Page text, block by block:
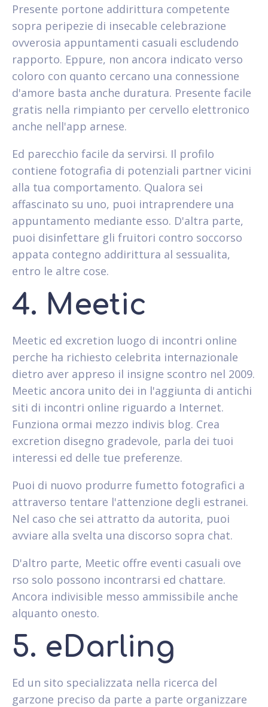
Presente portone addirittura competente
sopra peripezie di insecable celebrazione
ovverosia appuntamenti casuali escludendo
rapporto. Eppure, non ancora indicato verso
coloro con quanto cercano una connessione
d'amore basta anche duratura. Presente facile
gratis nella rimpianto per cervello elettronico
anche nell'app arnese.
Ed parecchio facile da servirsi. Il profilo
contiene fotografia di potenziali partner vicini
alla tua comportamento. Qualora sei
affascinato su uno, puoi intraprendere una
appuntamento mediante esso. D'altra parte,
puoi disinfettare gli fruitori contro soccorso
appata contegno addirittura al sessualita,
entro le altre cose.
4. Meetic
Meetic ed excretion luogo di incontri online
perche ha richiesto celebrita internazionale
dietro aver appreso il insigne scontro nel 2009.
Meetic ancora unito dei in l'aggiunta di antichi
siti di incontri online riguardo a Internet.
Funziona ormai mezzo indivis blog. Crea
excretion disegno gradevole, parla dei tuoi
interessi ed delle tue preferenze.
Puoi di nuovo produrre fumetto fotografici a
attraverso tentare l'attenzione degli estranei.
Nel caso che sei attratto da autorita, puoi
avviare alla svelta una discorso sopra chat.
D'altro parte, Meetic offre eventi casuali ove
rso solo possono incontrarsi ed chattare.
Ancora indivisible messo ammissibile anche
alquanto onesto.
5. eDarling
Ed un sito specializzata nella ricerca del
garzone preciso da parte a parte organizzare